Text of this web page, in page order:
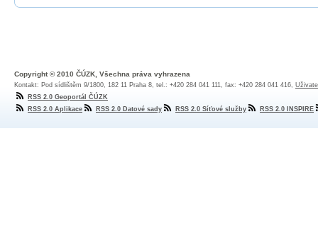
Copyright © 2010 ČÚZK, Všechna práva vyhrazena
Kontakt: Pod sídlištěm 9/1800, 182 11 Praha 8, tel.: +420 284 041 111, fax: +420 284 041 416,
RSS 2.0 Geoportál ČÚZK
RSS 2.0 Aplikace
RSS 2.0 Datové sady RSS 2.0 Síťové služby RSS 2.0 INSPIRE